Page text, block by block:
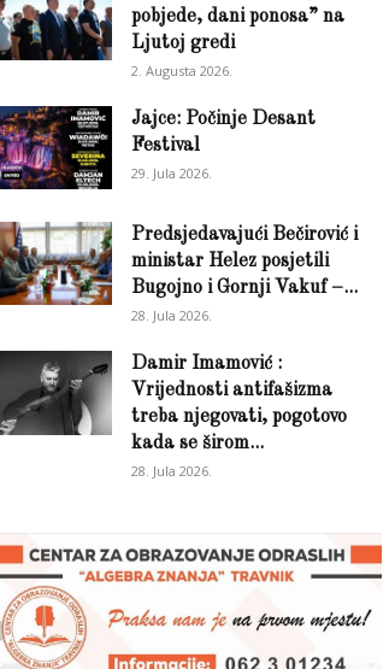
pobjede, dani ponosa” na
Ljutoj gredi
2. Augusta 2026.
Jajce: Počinje Desant
Festival
29. Jula 2026.
Predsjedavajući Bečirović i
ministar Helez posjetili
Bugojno i Gornji Vakuf –...
28. Jula 2026.
Damir Imamović :
Vrijednosti antifašizma
treba njegovati, pogotovo
kada se širom...
28. Jula 2026.